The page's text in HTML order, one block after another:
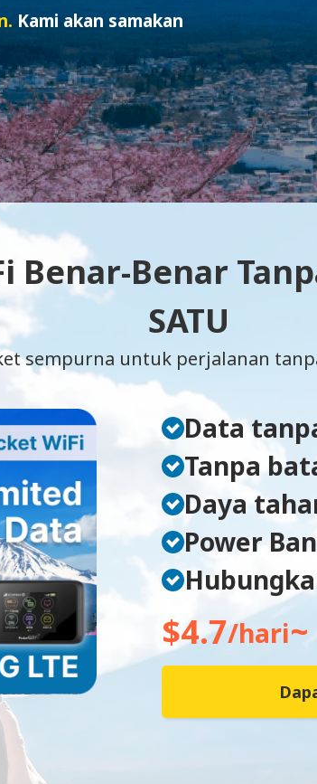
Kami akan samakan
Benar-Benar
SATU
sempurna untuk perjalanan
Data
Tanpa
Daya
Power
$4.7/hari~